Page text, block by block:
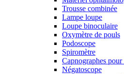
Trousse combinée
Lampe loupe
Loupe binoculaire
Oxymètre de pouls
Podoscope
Spiromètre
Capnographes
Négatoscope